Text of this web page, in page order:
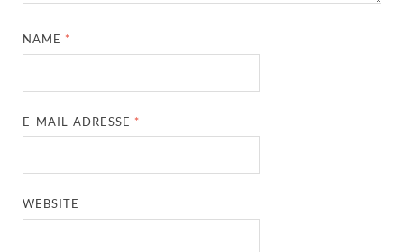
NAME *
E-MAIL-ADRESSE *
WEBSITE